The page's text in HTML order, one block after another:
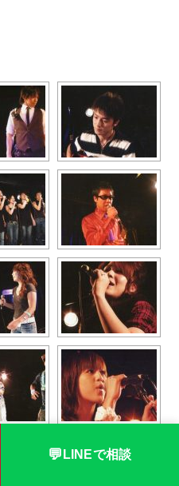
💬 LINEで相談